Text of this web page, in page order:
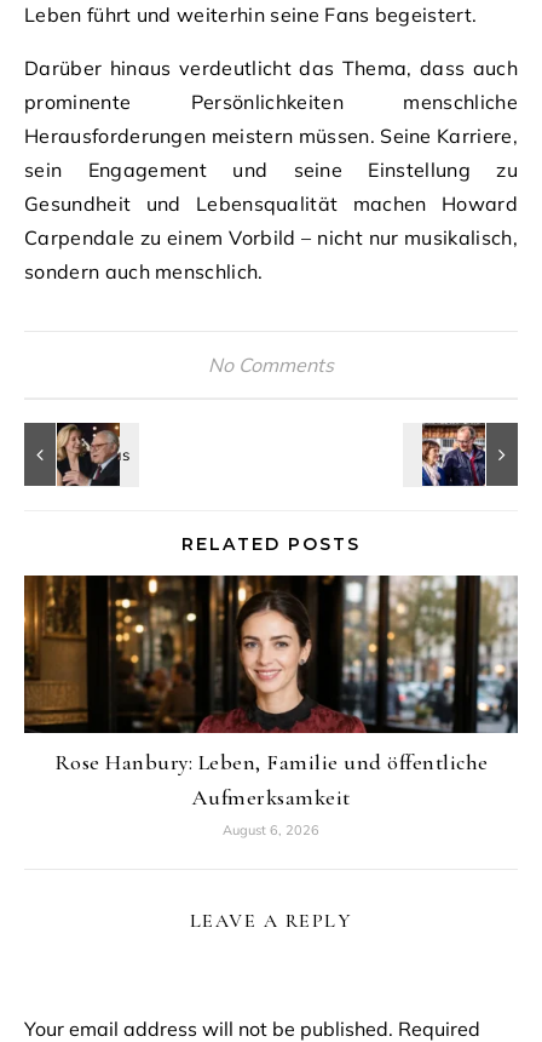
Leben führt und weiterhin seine Fans begeistert.
Darüber hinaus verdeutlicht das Thema, dass auch
prominente Persönlichkeiten menschliche
Herausforderungen meistern müssen. Seine Karriere,
sein Engagement und seine Einstellung zu
Gesundheit und Lebensqualität machen Howard
Carpendale zu einem Vorbild – nicht nur musikalisch,
sondern auch menschlich.
No Comments
RELATED POSTS
Rose Hanbury: Leben, Familie und öffentliche
Aufmerksamkeit
August 6, 2026
LEAVE A REPLY
Your email address will not be published. Required